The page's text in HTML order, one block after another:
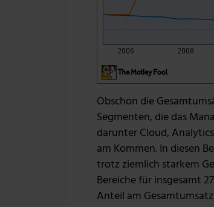
Obschon die
Segmenten, die das
darunter Cloud,
am Kommen. In diesen
trotz ziemlich starkem
Bereiche für insgesamt
Anteil am